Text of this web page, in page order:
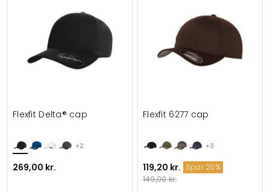
+2
Flexfit Delta® cap
269,00 kr.
+3
Flexfit 6277 cap
119,20 kr. Spar 20%
149,00 kr.